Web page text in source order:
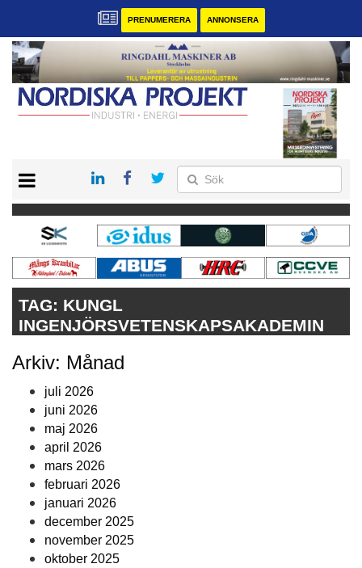
PRENUMERERA ANNONSERA
KONTAKT
VÅRA ANDRA MAGASIN
PRENUMERERA
ANNONSERA
TAG: KUNGL
INGENJÖRSVETENSKAPSAKADEMIN
Arkiv: Månad
juli 2026
juni 2026
maj 2026
april 2026
mars 2026
februari 2026
januari 2026
december 2025
november 2025
oktober 2025